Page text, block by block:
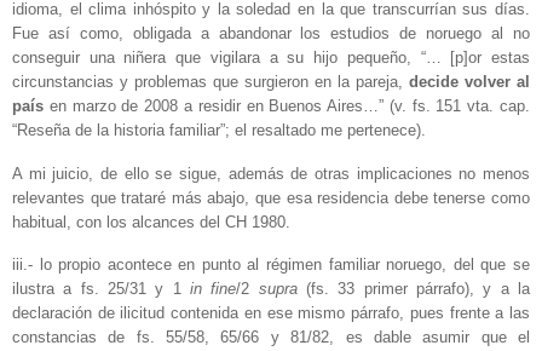
idioma, el clima inhóspito y la soledad en la que transcurrían sus días.
Fue así como, obligada a abandonar los estudios de noruego al no
conseguir una niñera que vigilara a su hijo pequeño, “… [p]or estas
circunstancias y problemas que surgieron en la pareja, decide volver al
país en marzo de 2008 a residir en Buenos Aires…” (v. fs. 151 vta. cap.
“Reseña de la historia familiar”; el resaltado me pertenece).
A mi juicio, de ello se sigue, además de otras implicaciones no menos
relevantes que trataré más abajo, que esa residencia debe tenerse como
habitual, con los alcances del CH 1980.
iii.- lo propio acontece en punto al régimen familiar noruego, del que se
ilustra a fs. 25/31 y 1 in fine/2 supra(fs. 33 primer párrafo), y a la
declaración de ilicitud contenida en ese mismo párrafo, pues frente a las
constancias de fs. 55/58, 65/66 y 81/82, es dable asumir que el